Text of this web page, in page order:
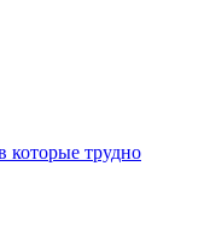
которые трудно